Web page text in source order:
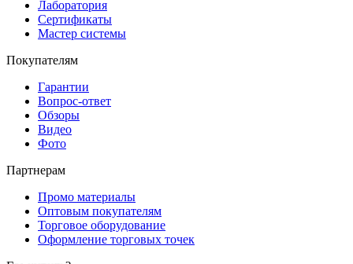
Лаборатория
Сертификаты
Мастер системы
Покупателям
Гарантии
Вопрос-ответ
Обзоры
Видео
Фото
Партнерам
Промо материалы
Оптовым покупателям
Торговое оборудование
Оформление торговых точек